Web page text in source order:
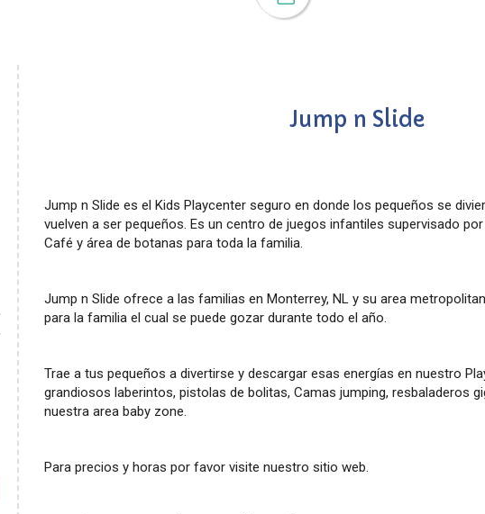
Jump n Slide
Jump n Slide es el Kids Playcenter seguro en donde los pequeños se
vuelven a ser pequeños. Es un centro de juegos infantiles supervisado
Café y área de botanas para toda la familia.
Jump n Slide ofrece a las familias en Monterrey, NL y su area
para la familia el cual se puede gozar durante todo el año.
Trae a tus pequeños a divertirse y descargar esas energías en nuestro
grandiosos laberintos, pistolas de bolitas, Camas jumping, resbaladeros
nuestra area baby zone.
Para precios y horas por favor visite nuestro sitio web.